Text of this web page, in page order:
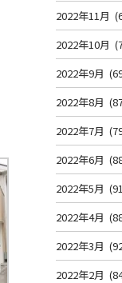
2022年11月
2022年10月
2022年9月
2022年8月
2022年7月
2022年6月
2022年5月
2022年4月
2022年3月
2022年2月